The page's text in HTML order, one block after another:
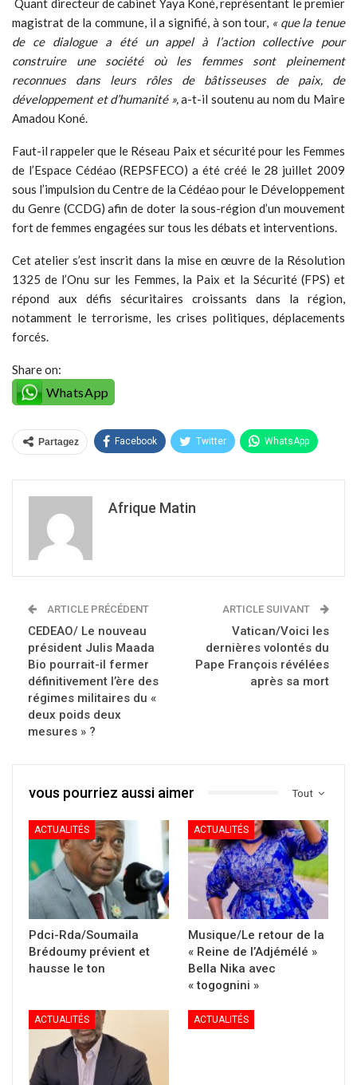
magistrat de la commune, il a signifié, à son tour, « que la tenue
de ce dialogue a été un appel à l’action collective pour
construire une société où les femmes sont pleinement
reconnues dans leurs rôles de bâtisseuses de paix, de
développement et d’humanité », a-t-il soutenu au nom du Maire
Amadou Koné.
Faut-il rappeler que le Réseau Paix et sécurité pour les Femmes
de l’Espace Cédéao (REPSFECO) a été créé le 28 juillet 2009
sous l’impulsion du Centre de la Cédéao pour le Développement
du Genre (CCDG) afin de doter la sous-région d’un mouvement
fort de femmes engagées sur tous les débats et interventions.
Cet atelier s’est inscrit dans la mise en œuvre de la Résolution
1325 de l’Onu sur les Femmes, la Paix et la Sécurité (FPS) et
répond aux défis sécuritaires croissants dans la région,
notamment le terrorisme, les crises politiques, déplacements
forcés.
Share on:
WhatsApp
Partagez Facebook Twitter WhatsApp
Afrique Matin
ARTICLE PRÉCÉDENT
CEDEAO/ Le nouveau
président Julis Maada
Bio pourrait-il fermer
définitivement l’ère des
régimes militaires du «
deux poids deux
mesures » ?
ARTICLE SUIVANT
Vatican/Voici les
dernières volontés du
Pape François révélées
après sa mort
Tout
vous pourriez aussi aimer
ACTUALITÉS
Pdci-Rda/Soumaila
Brédoumy prévient et
hausse le ton
ACTUALITÉS
Musique/Le retour de la
« Reine de l’Adjémélé »
Bella Nika avec
« togognini »
ACTUALITÉS ACTUALITÉS